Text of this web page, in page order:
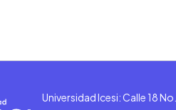
Universidad Icesi: Calle 18